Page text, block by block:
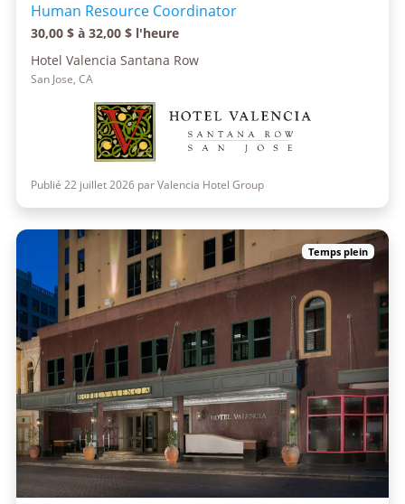
Human Resource Coordinator
30,00 $ à 32,00 $ l'heure
Hotel Valencia Santana Row
San Jose, CA
Publié 22 juillet 2026 par Valencia Hotel Group
Temps plein